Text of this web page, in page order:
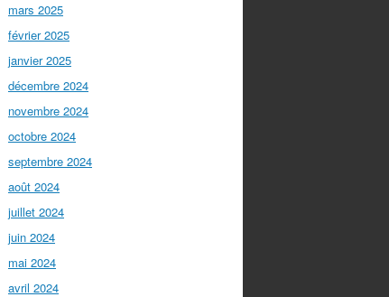
mars 2025
février 2025
janvier 2025
décembre 2024
novembre 2024
octobre 2024
septembre 2024
août 2024
juillet 2024
juin 2024
mai 2024
avril 2024